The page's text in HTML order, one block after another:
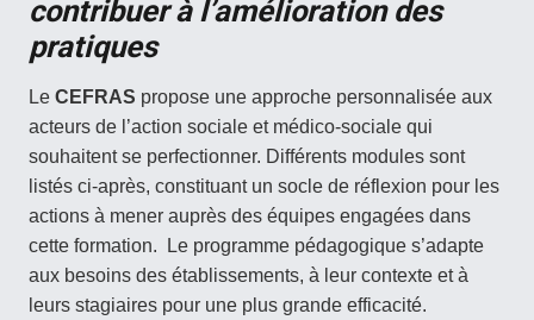
contribuer à l’amélioration des
pratiques
Le CEFRAS propose une approche personnalisée aux
acteurs de l’action sociale et médico-sociale qui
souhaitent se perfectionner. Différents modules sont
listés ci-après, constituant un socle de réflexion pour les
actions à mener auprès des équipes engagées dans
cette formation. Le programme pédagogique s’adapte
aux besoins des établissements, à leur contexte et à
leurs stagiaires pour une plus grande efficacité.